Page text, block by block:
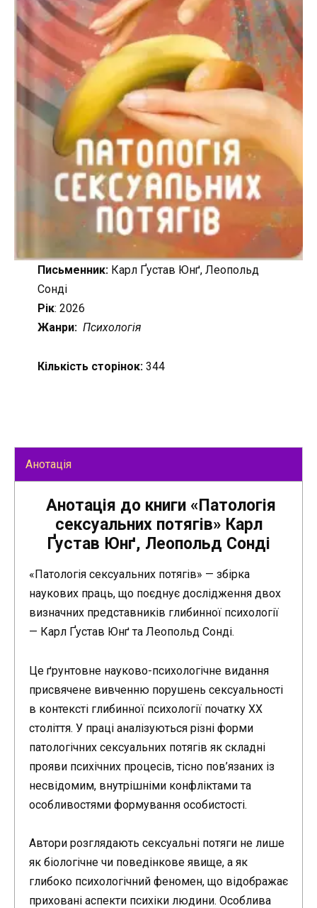
Письменник:Карл Ґустав Юнґ, Леопольд
Сонді
Рік: 2026
Жанри: Психологія
Кількість сторінок:344
Анотація
Анотація до книги «Патологія
сексуальних потягів» Карл
Ґустав Юнґ, Леопольд Сонді
«Патологія сексуальних потягів» — збірка
наукових праць, що поєднує дослідження двох
визначних представників глибинної психології
— Карл Ґустав Юнґ та Леопольд Сонді.
Це ґрунтовне науково-психологічне видання
присвячене вивченню порушень сексуальності
в контексті глибинної психології початку ХХ
століття. У праці аналізуються різні форми
патологічних сексуальних потягів як складні
прояви психічних процесів, тісно пов’язаних із
несвідомим, внутрішніми конфліктами та
особливостями формування особистості.
Автори розглядають сексуальні потяги не лише
як біологічне чи поведінкове явище, а як
глибоко психологічний феномен, що відображає
приховані аспекти психіки людини. Особлива